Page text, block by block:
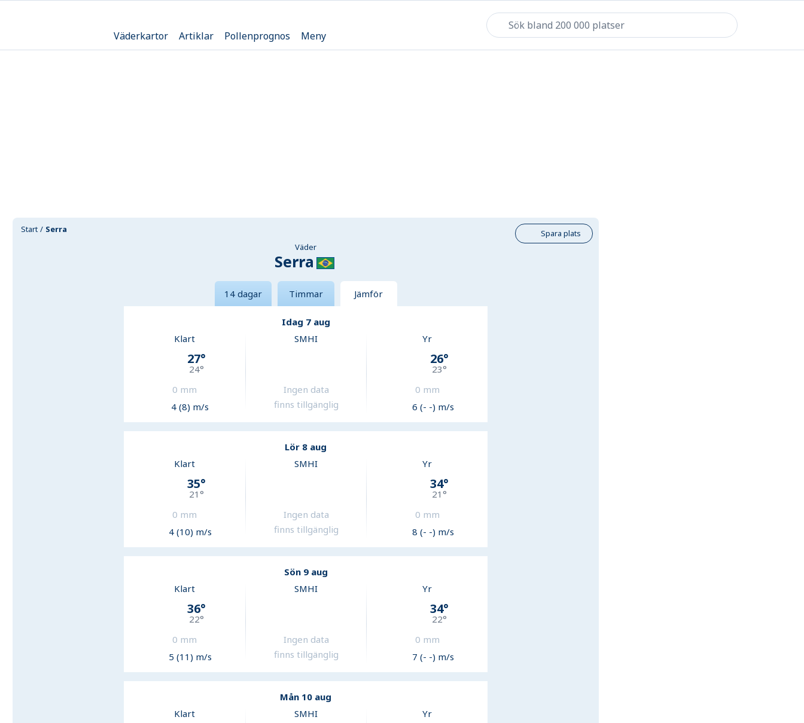
Väderkartor Artiklar Pollenprognos Meny
Start Serra
Spara plats
Väder
Serra
14 dagar Timmar Jämför
Idag 7 aug
Klart
27°
24°
0 mm
4 (8) m/s
SMHI
Ingen data
finns tillgänglig
Yr
26°
23°
0 mm
6 (- -) m/s
Lör 8 aug
Klart
35°
21 °
0 mm
4 (10) m/s
SMHI
Ingen data
finns tillgänglig
Yr
34°
21 °
0 mm
8 (- -) m/s
Sön 9 aug
Klart
36°
22°
0 mm
5 (11) m/s
SMHI
Ingen data
finns tillgänglig
Yr
34°
22°
0 mm
7 (- -) m/s
Mån 10 aug
Klart
SMHI Yr